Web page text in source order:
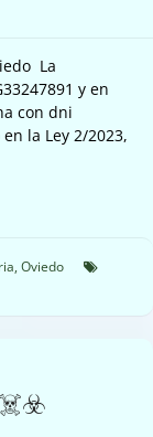
La
y en
con dni
la Ley 2/2023,
, Oviedo
☠️☣️